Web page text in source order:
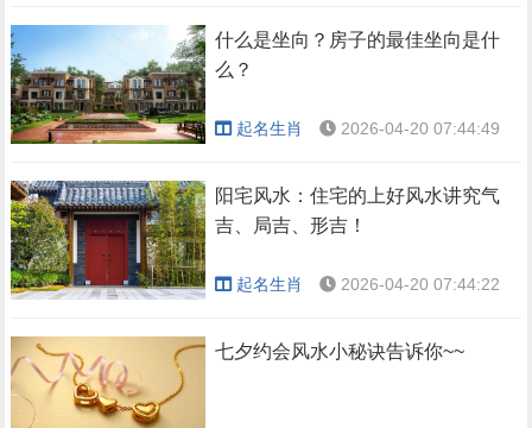
什么是坐向？房子的最佳坐向是什
么？
起名生肖 2026-04-20 07:44:49
阳宅风水：住宅的上好风水讲究气
吉、局吉、形吉！
起名生肖 2026-04-20 07:44:22
七夕约会风水小秘诀告诉你~~